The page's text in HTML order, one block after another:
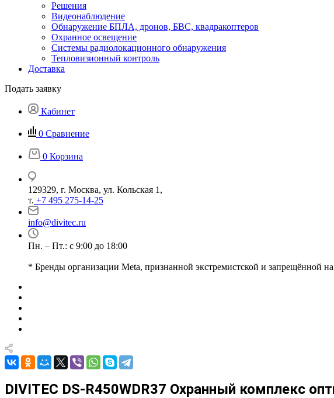
Решения
Видеонаблюдение
Обнаружение БПЛА, дронов, БВС, квадракоптеров
Охранное освещение
Системы радиолокационного обнаружения
Тепловизионный контроль
Доставка
Подать заявку
Кабинет
0 Сравнение
0 Корзина
129329, г. Москва, ул. Кольская 1,
т. +7 495 275-14-25
info@divitec.ru
Пн. – Пт.: с 9:00 до 18:00
* Бренды организации Meta, признанной экстремистской и запрещённой
DIVITEC DS-R450WDR37 Охранный комплекс